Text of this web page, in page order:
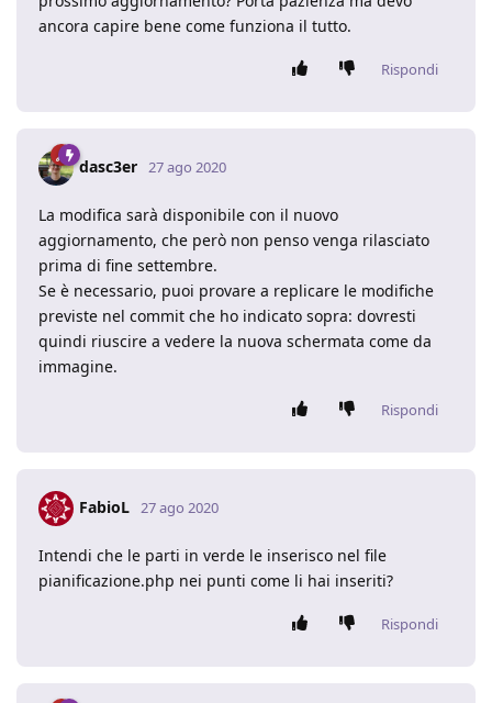
ancora capire bene come funziona il tutto.
Rispondi
dasc3er 27 ago 2020
La modifica sarà disponibile con il nuovo
aggiornamento, che però non penso venga rilasciato
prima di fine settembre.
Se è necessario, puoi provare a replicare le modifiche
previste nel commit che ho indicato sopra: dovresti
quindi riuscire a vedere la nuova schermata come da
immagine.
Rispondi
FabioL 27 ago 2020
Intendi che le parti in verde le inserisco nel file
pianificazione.php nei punti come li hai inseriti?
Rispondi